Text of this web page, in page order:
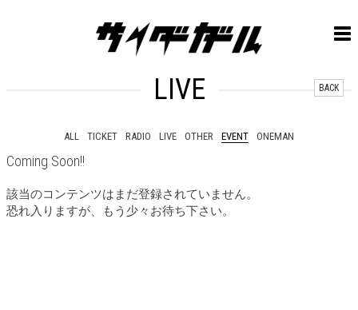
LIVE BACK
ALL TICKET RADIO LIVE OTHER EVENT ONEMAN
Coming Soon!!
該当のコンテンツはまだ登録されていません。
恐れ入りますが、もう少々お待ち下さい。